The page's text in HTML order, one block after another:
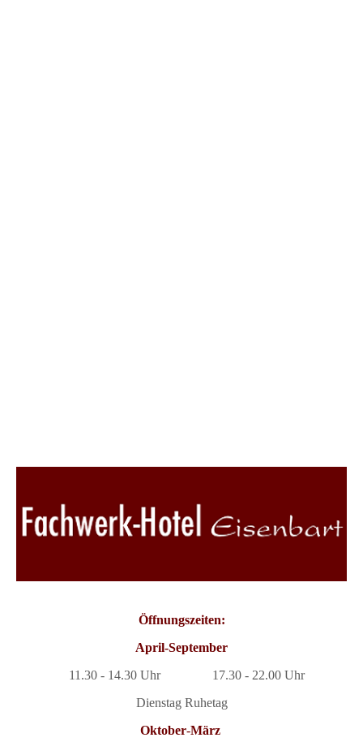
Öffnungszeiten:
April-September
11.30 - 14.30 Uhr 17.30 - 22.00 Uhr
Dienstag Ruhetag
Oktober-März